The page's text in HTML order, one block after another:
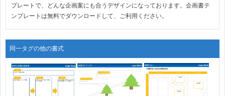
プレートで、どんな企画案にも合うデザインになっております。企画書テ
ンプレートは無料でダウンロードして、ご利用ください。
同一タグの他の書式